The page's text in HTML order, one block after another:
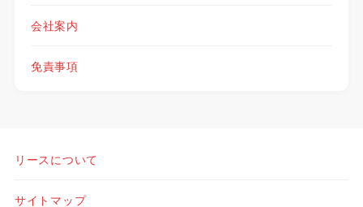
会社案内
免責事項
リースについて
サイトマップ